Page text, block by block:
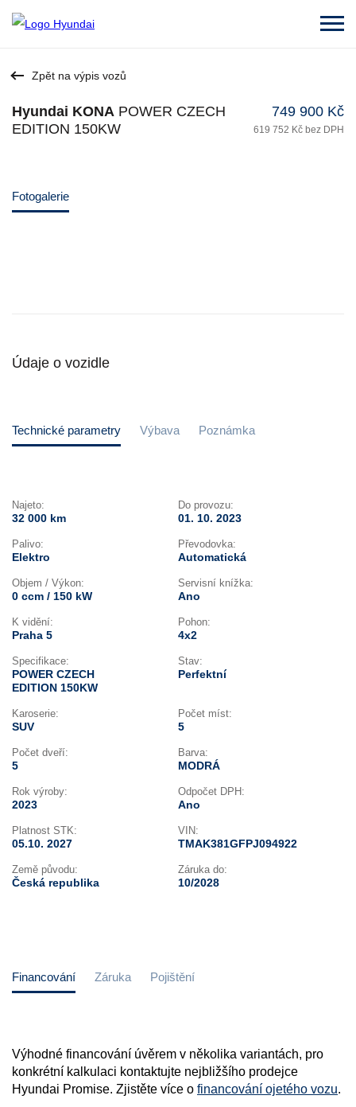
Zpět na výpis vozů
Hyundai KONA POWER CZECH
EDITION 150KW
749 900 Kč
619 752 Kč bez DPH
Fotogalerie
Údaje o vozidle
Technické parametry Výbava Poznámka
Najeto:
32 000 km
Do provozu:
01. 10. 2023
Palivo:
Elektro
Převodovka:
Automatická
Objem / Výkon:
0 ccm / 150 kW
Servisní knížka:
Ano
K vidění:
Praha 5
Pohon:
4x2
Specifikace:
POWER CZECH
EDITION 150KW
Stav:
Perfektní
Karoserie:
SUV
Počet míst:
5
Počet dveří:
5
Barva:
MODRÁ
Rok výroby:
2023
Odpočet DPH:
Ano
Platnost STK:
05.10. 2027
VIN:
TMAK381GFPJ094922
Země původu:
Česká republika
Záruka do:
10/2028
Financování Záruka Pojištění
Výhodné financování úvěrem v několika variantách, pro
konkrétní kalkulaci kontaktujte nejbližšího prodejce
Hyundai Promise. Zjistěte více o financování ojetého vozu.